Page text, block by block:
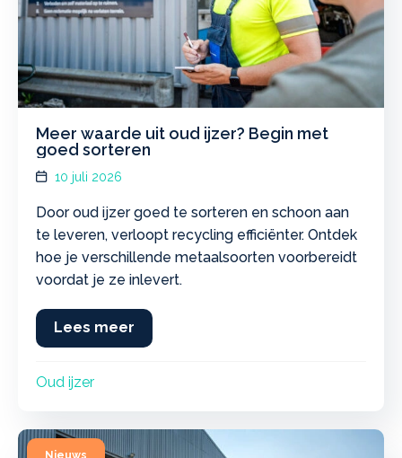
Meer waarde uit oud ijzer? Begin met
goed sorteren
10 juli 2026
Door oud ijzer goed te sorteren en schoon aan
te leveren, verloopt recycling efficiënter. Ontdek
hoe je verschillende metaalsoorten voorbereidt
voordat je ze inlevert.
Lees meer
Oud ijzer